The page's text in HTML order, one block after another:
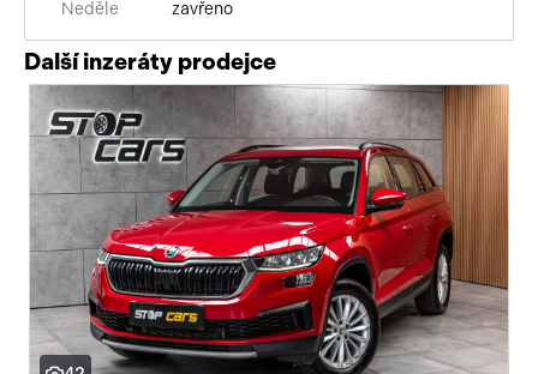
výškově nastavitelná sedadla
zadní loketní opěrka
řazení pádly pod volantem
kožené čalounění
odvětrávaná sedadla
paměť nastavení sedadla řidiče
Neděle
zavřeno
Další inzeráty prodejce